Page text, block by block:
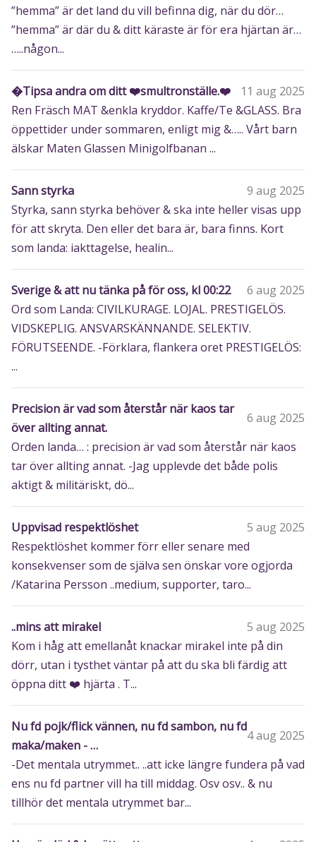
”hemma” är det land du vill befinna dig, när du dör…
”hemma” är där du & ditt käraste är för era hjärtan är…
…..någon...
�️Tipsa andra om ditt ❤️smultronställe.❤️
11 aug 2025
Ren Fräsch MAT &enkla kryddor. Kaffe/Te &GLASS. Bra
öppettider under sommaren, enligt mig &….. Vårt barn
älskar Maten Glassen Minigolfbanan ...
Sann styrka
9 aug 2025
Styrka, sann styrka behöver & ska inte heller visas upp
för att skryta. Den eller det bara är, bara finns. Kort
som landa: iakttagelse, healin...
Sverige & att nu tänka på för oss, kl 00:22
6 aug 2025
Ord som Landa: CIVILKURAGE. LOJAL. PRESTIGELÖS.
VIDSKEPLIG. ANSVARSKÄNNANDE. SELEKTIV.
FÖRUTSEENDE. -Förklara, flankera oret PRESTIGELÖS:
...
Precision är vad som återstår när kaos tar
över allting annat.
6 aug 2025
Orden landa… : precision är vad som återstår när kaos
tar över allting annat. -Jag upplevde det både polis
aktigt & militäriskt, dö...
Uppvisad respektlöshet
5 aug 2025
Respektlöshet kommer förr eller senare med
konsekvenser som de själva sen önskar vore ogjorda
/Katarina Persson ..medium, supporter, taro...
..mins att mirakel
5 aug 2025
Kom i håg att emellanåt knackar mirakel inte på din
dörr, utan i tysthet väntar på att du ska bli färdig att
öppna ditt ❤️ hjärta . T...
Nu fd pojk/flick vännen, nu fd sambon, nu fd
maka/maken - …
4 aug 2025
-Det mentala utrymmet.. ..att icke längre fundera på vad
ens nu fd partner vill ha till middag. Osv osv.. & nu
tillhör det mentala utrymmet bar...